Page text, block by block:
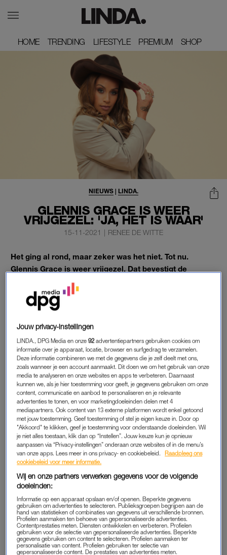
HOME
HOME TRENDING
TRENDING LIFESTYLE
LIFESTYLE PREMIUM
PREMIUM SHOP
SHOP
GLENNIS GRACE IS WEER
VRIJGEZEL: 'JA, HET IS WAAR'
NIEUWS | LINDA.
15-11-2021 | RENEE DE WITTE
Het ging al rond, maar zeker was het niet. Tot nu.
Glennis Grace is weer vrijgezel. Dat bevestigt de
zangeres zelf in de Instagram Story van Ali B.
Tijdens de opnames van
geconfronteerd door haar medecoach, en beaamde ze dat zij
en ex Lévy Simon inderdaad niet meer samen zijn.
GLENNIS GRACE
Zondagavond deelde Evert Santegoeds al inShowniews
het er behoorlijk op leek dat Glennis weer single zou zijn. Het
management van de zangeres wilde toen nog geen gehoor
geven, maar de woorden van de artiest zelf maken nu genoeg
duidelijk.
Vorig jaar leek het al over te zijn tussen de twee, maar ze
konden toch niet volledig afscheid nemen van elkaar.Glennis
deze tijd. Na deze periodegaven ze het opnieuw een kans
In de video vanShownieuwshieronder zie je de story van Ali B.
Jouw privacy-instellingen
LINDA., DPG Media en onze92 advertentiepartners gebruiken cookies om
informatie over je apparaat, locatie, browser en surfgedrag te verzamelen.
Deze informatie combineren we met de gegevens die je zelf deelt met ons,
zoals wanneer je een account aanmaakt. Dit doen we om het gebruik van onze
media te analyseren en onze websites en apps te verbeteren. Daarnaast
kunnen we, als je hier toestemming voor geeft, je gegevens gebruiken om onze
content, communicatie en aanbod te personaliseren en je relevante
advertenties te tonen, en voor marketingdoeleinden delen met 4
mediapartners. Ook content van 13 externe platformen wordt enkel getoond
met jouw toestemming. Geef toestemming of stel je eigen keuze in. Door op
"Akkoord" te klikken, geef je toestemming voor onderstaande doeleinden. Wil
je niet alles toestaan, klik dan op “Instellen”. Jouw keuze kun je opnieuw
aanpassen via “Privacy-instellingen” onderaan onze websites of in de menu’s
van onze apps. Lees meer in ons privacy- en cookiebeleid.
Raadpleeg ons
cookiebeleid voor meer informatie.
Wij en onze partners verwerken gegevens voor de volgende
doeleinden:
Informatie op een apparaat opslaan en/of openen. Beperkte gegevens
gebruiken om advertenties te selecteren. Publieksgroepen begrijpen aan de
hand van statistieken of combinaties van gegevens uit verschillende bronnen.
Profielen aanmaken ten behoeve van gepersonaliseerde advertenties.
Contentprestaties meten. Diensten ontwikkelen en verbeteren. Profielen
gebruiken voor de selectie van gepersonaliseerde advertenties. Beperkte
gegevens gebruiken om content te selecteren. Profielen aanmaken ter
personalisatie van content. Profielen gebruiken ter selectie van
gepersonaliseerde content. De prestaties van advertenties meten.